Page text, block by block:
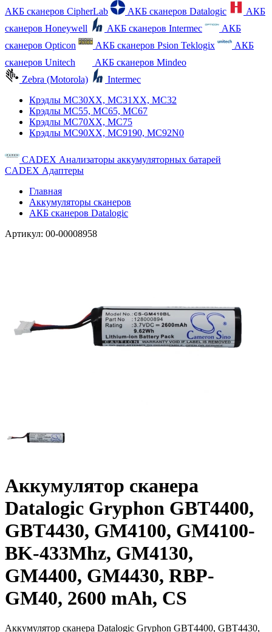
АКБ сканеров CipherLab
АКБ сканеров Datalogic
АКБ
сканеров Honeywell
АКБ сканеров Intermec
АКБ
сканеров Opticon
АКБ сканеров Psion Teklogix
АКБ
сканеров Unitech
АКБ сканеров Mindeo
Zebra (Motorola)
Intermec
Крэдлы MC30XX, MC31XX, MC32
Крэдлы MC55, MC65, MC67
Крэдлы MC70XX, MC75
Крэдлы MC90XX, MC9190, MC92N0
CADEX Анализаторы аккумуляторных батарей
CADEX Адаптеры
Главная
Аккумуляторы сканеров
АКБ сканеров Datalogic
Артикул: 00-00008958
Аккумулятор сканера
Datalogic Gryphon GBT4400,
GBT4430, GM4100, GM4100-
BK-433Mhz, GM4130,
GM4400, GM4430, RBP-
GM40, 2600 mAh, CS
Аккумулятор сканера Datalogic Gryphon GBT4400, GBT4430,